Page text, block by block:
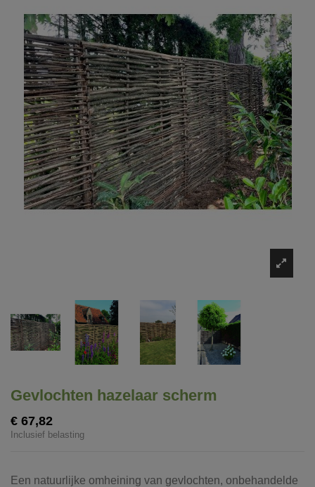
Gevlochten hazelaar scherm
€ 67,82
Inclusief belasting
Een natuurlijke omheining van gevlochten, onbehandelde